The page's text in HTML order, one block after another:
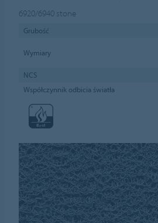
6920/6940 stone
Grubość
Wymiary
NCS
Współczynnik odbicia światła